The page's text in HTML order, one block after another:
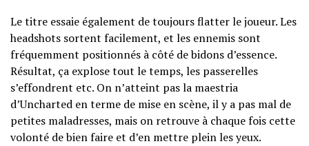
Le titre essaie également de toujours flatter le joueur. Les
headshots sortent facilement, et les ennemis sont
fréquemment positionnés à côté de bidons d’essence.
Résultat, ça explose tout le temps, les passerelles
s’effondrent etc. On n’atteint pas la maestria
d’Uncharted en terme de mise en scène, il y a pas mal de
petites maladresses, mais on retrouve à chaque fois cette
volonté de bien faire et d’en mettre plein les yeux.